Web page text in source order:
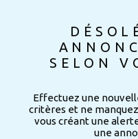
SELON
Effectuez une
critères et ne
vous créant une
une